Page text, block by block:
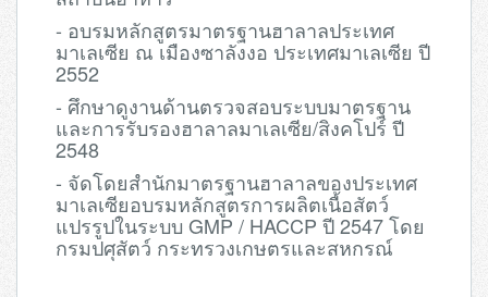
- อบรมหลักสูตรมาตรฐานฮาลาลประเทศ
มาเลเซีย ณ เมืองซาลังงอ ประเทศมาเลเซีย ปี
2552
- ศึกษาดูงานด้านตรวจสอบระบบมาตรฐาน
และการรับรองฮาลาลมาเลเซีย/สิงคโปร์ ปี
2548
- จัดโดยสำนักมาตรฐานฮาลาลของประเทศ
มาเลเซียอบรมหลักสูตรการผลิตเนื้อสัตว์
แปรรูปในระบบ GMP / HACCP ปี 2547 โดย
กรมปศุสัตว์ กระทรวงเกษตรและสหกรณ์